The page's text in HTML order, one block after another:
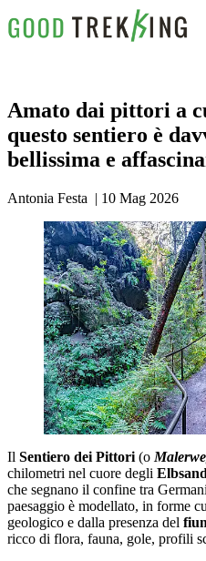
Amato dai pittori a
questo sentiero è
bellissima e
Antonia Festa | 10 Mag 2026
Il Sentiero dei Pittori(o
chilometri nel cuore degli
che segnano il confine tra
paesaggio è modellato, in forme
geologico e dalla presenza del
ricco di flora, fauna, gole, profili